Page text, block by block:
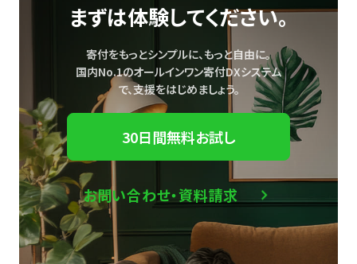
まずは体験してください。
寄付をもっとシンプルに、もっと自由に。
国内No.1のオールインワン寄付DXシステム
で、支援をはじめましょう。
30日間無料お試し
お問い合わせ・資料請求